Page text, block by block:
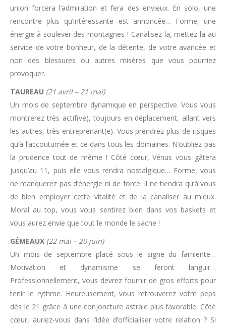
union forcera l’admiration et fera des envieux. En solo, une
rencontre plus qu’intéressante est annoncée… Forme, une
énergie à soulever des montagnes ! Canalisez-la, mettez-la au
service de votre bonheur, de la détente, de votre avancée et
non des blessures ou autres misères que vous pourriez
provoquer.
TAUREAU (21 avril – 21 mai)
Un mois de septembre dynamique en perspective. Vous vous
montrerez très actif(ve), toujours en déplacement, allant vers
les autres, très entreprenant(e). Vous prendrez plus de risques
qu’à l’accoutumée et ce dans tous les domaines. N’oubliez pas
la prudence tout de même ! Côté cœur, Vénus vous gâtera
jusqu’au 11, puis elle vous rendra nostalgique… Forme, vous
ne manquerez pas d’énergie ni de force. Il ne tiendra qu’à vous
de bien employer cette vitalité et de la canaliser au mieux.
Moral au top, vous vous sentirez bien dans vos baskets et
vous aurez envie que tout le monde le sache !
GÉMEAUX (22 mai – 20 juin)
Un mois de septembre placé sous le signe du farniente…
Motivation et dynamisme se feront languir…
Professionnellement, vous devrez fournir de gros efforts pour
tenir le rythme. Heureusement, vous retrouverez votre peps
dès le 21 grâce à une conjoncture astrale plus favorable. Côté
cœur, auriez-vous dans l’idée d’officialiser votre relation ? Si